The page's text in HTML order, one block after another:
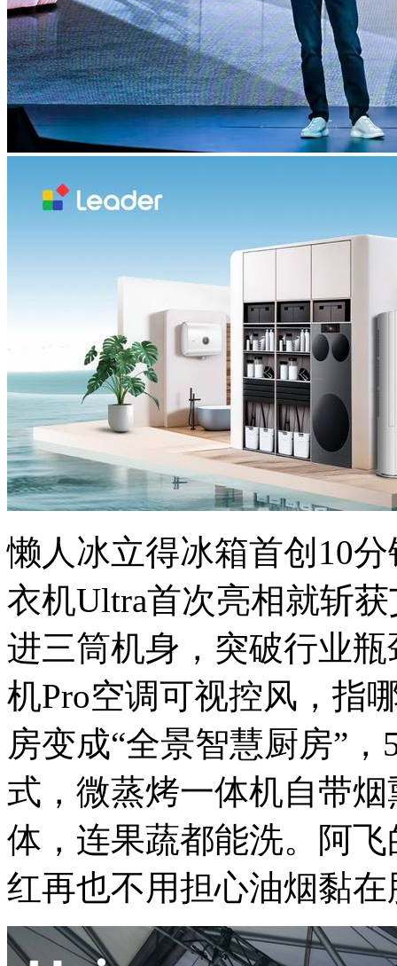
懒人冰立得冰箱首创10
衣机Ultra首次亮相就斩
进三筒机身，突破行业
机Pro空调可视控风，指
房变成“全景智慧厨房”
式，微蒸烤一体机自带
体，连果蔬都能洗。阿
红再也不用担心油烟黏在